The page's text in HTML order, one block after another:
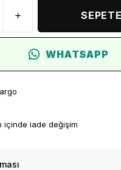
WHATSAPP
içinde iade değişim